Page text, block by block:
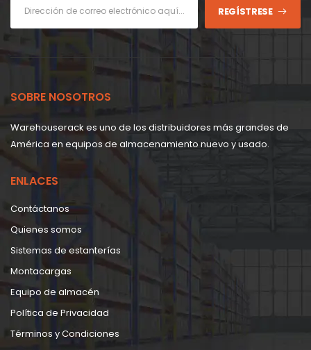
REGÍSTRESE
SOBRE NOSOTROS
Warehouserack es uno de los distribuidores más grandes de
América en equipos de almacenamiento nuevo y usado.
ENLACES
Contáctanos
Quienes somos
Sistemas de estanterías
Montacargas
Equipo de almacén
Política de Privacidad
Términos y Condiciones